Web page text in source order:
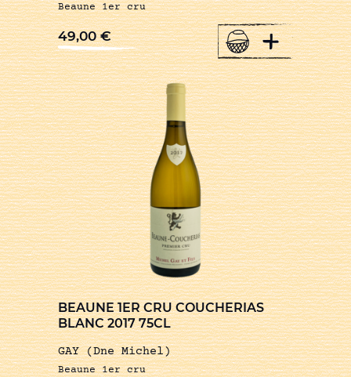
Beaune 1er cru
49,00€ +
BEAUNE 1ER CRU COUCHERIAS
BLANC 2017 75CL
GAY (Dne Michel)
Beaune 1er cru